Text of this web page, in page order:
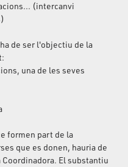
(intercanvi
de ser l'objectiu de la
una de les seves
formen part de la
que es donen, hauria de
El substantiu